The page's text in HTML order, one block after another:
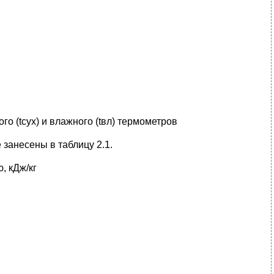
(tcyx) и влажного (tвл) термометров
в таблицу 2.1.
кДж/кг